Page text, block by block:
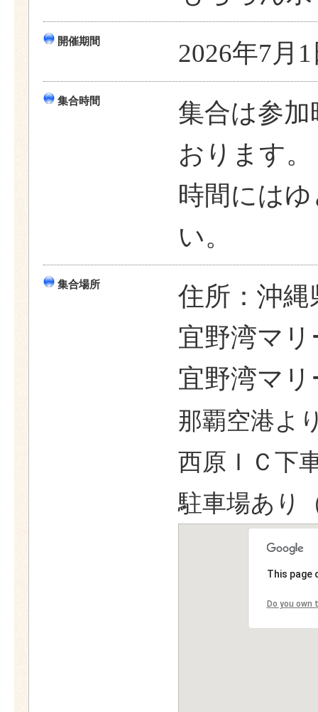
開催期間 2026年7月
集合時間
集合は参
おります。
時間には
い。
集合場所
住所：沖
宜野湾マリ
宜野湾マ
那覇空港よ
西原ＩＣ下
駐車場あり
This page
Do you own